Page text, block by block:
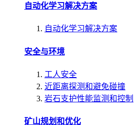
自动化学习解决方案
自动化学习解决方案
安全与环境
工人安全
近距离探测和避免碰撞
岩石支护性能监测和控制
矿山规划和优化